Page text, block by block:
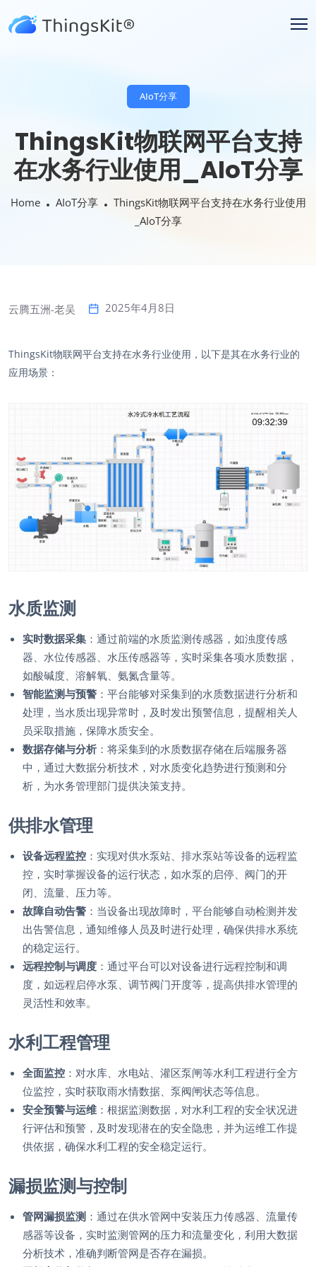
AIoT分享
ThingsKit物联网平台支持
在水务行业使用_AIoT分享
Home AIoT分享
ThingsKit物联网平台支持在水务行业使用
_AIoT分享
云腾五洲-老吴 2025年4月8日
ThingsKit物联网平台支持在水务行业使用，以下是其在水务行业的
应用场景：
水质监测
实时数据采集 ：通过前端的水质监测传感器，如浊度传感
器、水位传感器、水压传感器等，实时采集各项水质数据，
如酸碱度、溶解氧、氨氮含量等。
智能监测与预警 ：平台能够对采集到的水质数据进行分析和
处理，当水质出现异常时，及时发出预警信息，提醒相关人
员采取措施，保障水质安全。
数据存储与分析 ：将采集到的水质数据存储在后端服务器
中，通过大数据分析技术，对水质变化趋势进行预测和分
析，为水务管理部门提供决策支持。
供排水管理
设备远程监控 ：实现对供水泵站、排水泵站等设备的远程监
控，实时掌握设备的运行状态，如水泵的启停、阀门的开
闭、流量、压力等。
故障自动告警 ：当设备出现故障时，平台能够自动检测并发
出告警信息，通知维修人员及时进行处理，确保供排水系统
的稳定运行。
远程控制与调度 ：通过平台可以对设备进行远程控制和调
度，如远程启停水泵、调节阀门开度等，提高供排水管理的
灵活性和效率。
水利工程管理
全面监控 ：对水库、水电站、灌区泵闸等水利工程进行全方
位监控，实时获取雨水情数据、泵阀闸状态等信息。
安全预警与运维 ：根据监测数据，对水利工程的安全状况进
行评估和预警，及时发现潜在的安全隐患，并为运维工作提
供依据，确保水利工程的安全稳定运行。
漏损监测与控制
管网漏损监测 ：通过在供水管网中安装压力传感器、流量传
感器等设备，实时监测管网的压力和流量变化，利用大数据
分析技术，准确判断管网是否存在漏损。